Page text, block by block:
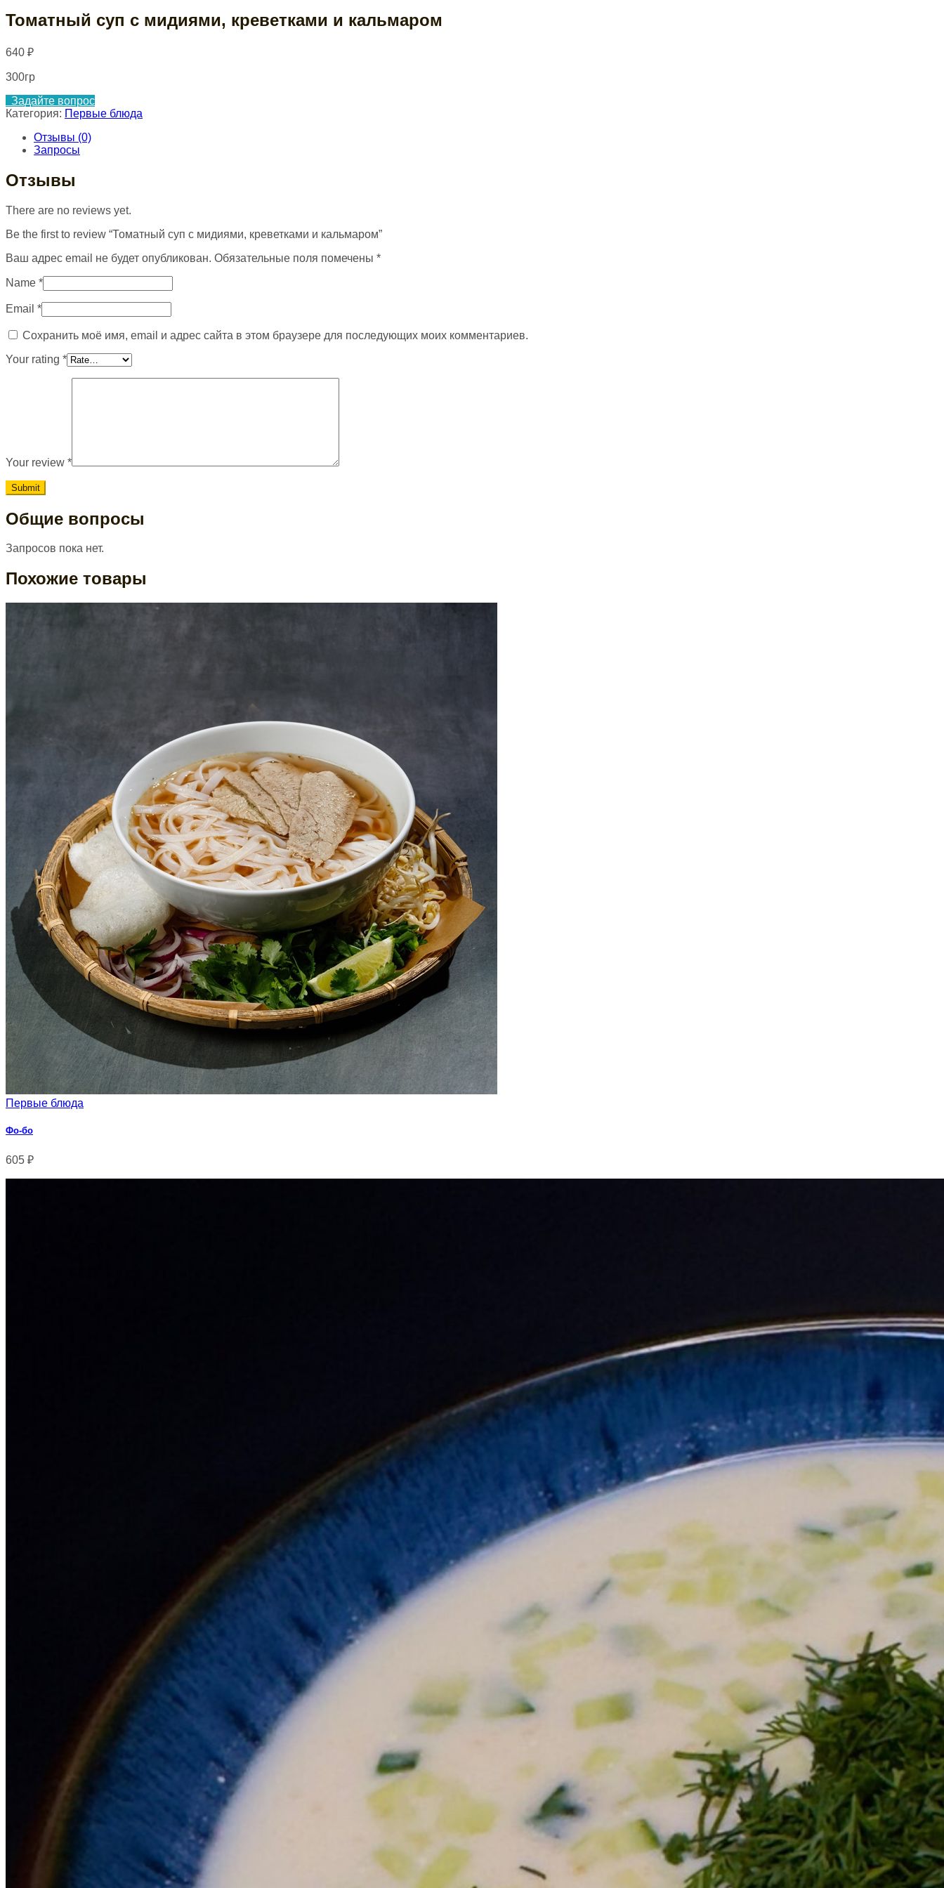
Томатный суп с мидиями, креветками и кальмаром
640 ₽
300гр
Задайте вопрос
Категория: Первые блюда
Отзывы (0)
Запросы
Отзывы
There are no reviews yet.
Be the first to review “Томатный суп с мидиями, креветками и кальмаром”
Ваш адрес email не будет опубликован. Обязательные поля помечены *
Name *
Email *
Сохранить моё имя, email и адрес сайта в этом браузере для последующих моих комментариев.
Your rating *
Your review *
Общие вопросы
Запросов пока нет.
Похожие товары
Первые блюда
Фо-бо
605 ₽